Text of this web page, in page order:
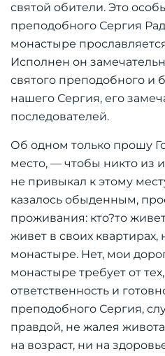
святой обители. Это
преподобного Сергия
монастыре
Исполнен он
святого преподобного и
нашего Сергия, его
последователей.
Об одном только прошу
место, — чтобы никто из
не привыкал к этому
казалось обыденным,
проживания: кто?то
живет в своих квартирах,
монастыре. Нет, мои
монастыре требует от
ответственность и
преподобного Сергия,
правдой, не жалея
на возраст, ни на